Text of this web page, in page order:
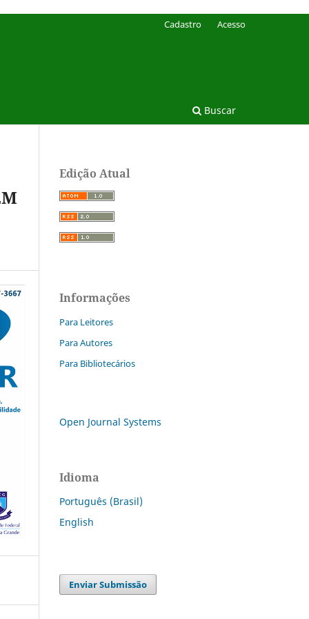
Buscar
Cadastro Acesso
Edição Atual
Informações
Para Leitores
Para Autores
Para Bibliotecários
Open Journal Systems
Idioma
Português (Brasil)
English
Enviar Submissão